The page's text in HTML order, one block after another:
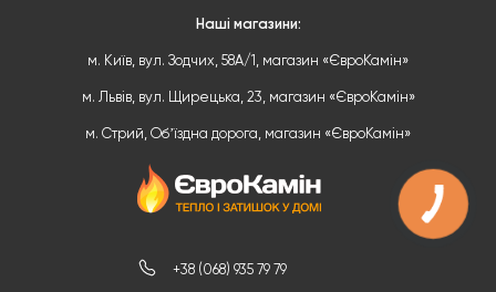
+38 (068) 935 79 79
Наші магазини:
м. Київ, вул. Зодчих, 58А/1, магазин «ЄвроКамін»
м. Львів, вул. Щирецька, 23, магазин «ЄвроКамін»
м. Стрий, Обʼїздна дорога, магазин «ЄвроКамін»